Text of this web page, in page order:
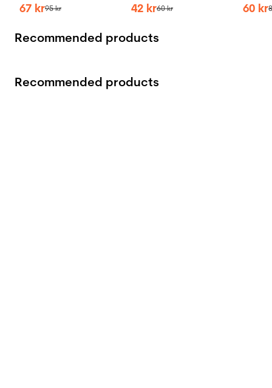
67 kr95kr 42 kr60kr 60 kr
Recommended products
Recommended products